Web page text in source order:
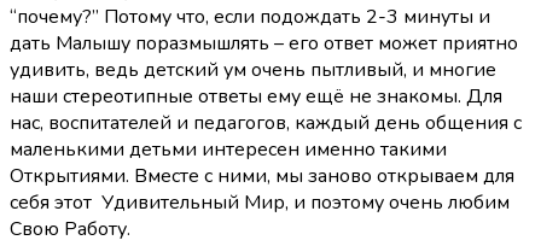
“почему?” Потому что, если подождать 2-3 минуты и
дать Малышу поразмышлять – его ответ может приятно
удивить, ведь детский ум очень пытливый, и многие
наши стереотипные ответы ему ещё не знакомы. Для
нас, воспитателей и педагогов, каждый день общения с
маленькими детьми интересен именно такими
Открытиями. Вместе с ними, мы заново открываем для
себя этот Удивительный Мир, и поэтому очень любим
Свою Работу.